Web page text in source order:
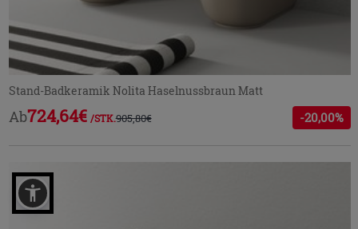
Stand-Badkeramik Nolita Haselnussbraun Matt
Ab724,64€ /STK.905,80€ -20,00%